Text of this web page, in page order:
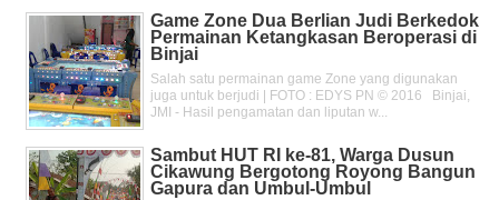
Game Zone Dua Berlian Judi Berkedok
Permainan Ketangkasan Beroperasi di
Binjai
Salah satu permainan game Zone yang digunakan
juga untuk berjudi | FOTO : EDYS PN © 2016 Binjai,
JMI - Hasil pengamatan dan liputan w...
Sambut HUT RI ke-81, Warga Dusun
Cikawung Bergotong Royong Bangun
Gapura dan Umbul-Umbul